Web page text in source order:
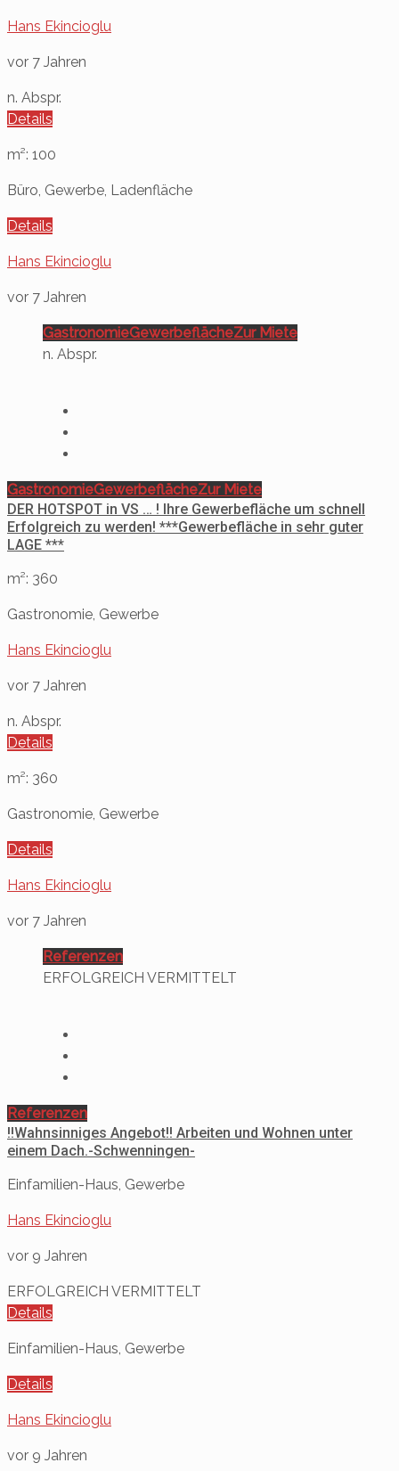
Hans Ekincioglu
vor 7 Jahren
n. Abspr.
Details
m²: 100
Büro, Gewerbe, Ladenfläche
Details
Hans Ekincioglu
vor 7 Jahren
GastronomieGewerbeflächeZur Miete
n. Abspr.
GastronomieGewerbeflächeZur Miete
DER HOTSPOT in VS … ! Ihre Gewerbefläche um schnell
Erfolgreich zu werden! ***Gewerbefläche in sehr guter
LAGE ***
m²: 360
Gastronomie, Gewerbe
Hans Ekincioglu
vor 7 Jahren
n. Abspr.
Details
m²: 360
Gastronomie, Gewerbe
Details
Hans Ekincioglu
vor 7 Jahren
Referenzen
ERFOLGREICH VERMITTELT
Referenzen
!!Wahnsinniges Angebot!! Arbeiten und Wohnen unter
einem Dach.-Schwenningen-
Einfamilien-Haus, Gewerbe
Hans Ekincioglu
vor 9 Jahren
ERFOLGREICH VERMITTELT
Details
Einfamilien-Haus, Gewerbe
Details
Hans Ekincioglu
vor 9 Jahren